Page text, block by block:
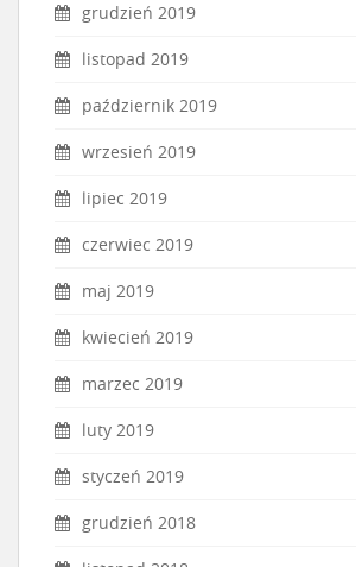
grudzień 2019
listopad 2019
październik 2019
wrzesień 2019
lipiec 2019
czerwiec 2019
maj 2019
kwiecień 2019
marzec 2019
luty 2019
styczeń 2019
grudzień 2018